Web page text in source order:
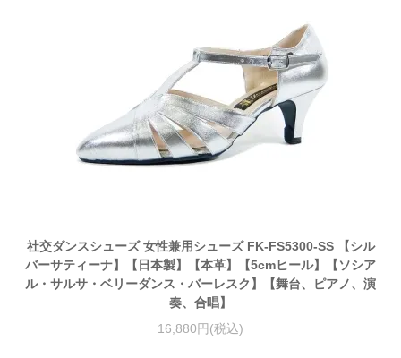
社交ダンスシューズ 女性兼用シューズ FK-FS5300-SS 【シル
バーサティーナ】【日本製】【本革】【5cmヒール】【ソシア
ル・サルサ・ベリーダンス・バーレスク】【舞台、ピアノ、演
奏、合唱】
16,880円(税込)